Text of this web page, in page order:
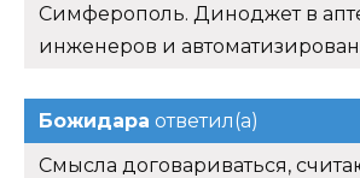
Симферополь. Диноджет в
инженеров и
Божидара ответил(а)
Смысла договариваться,